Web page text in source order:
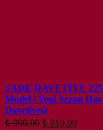
SADE DAVETİYE
Model | Yeni Sezon
Davetiyesi
₺990,00 Orijinal
₺ 810,00Şu